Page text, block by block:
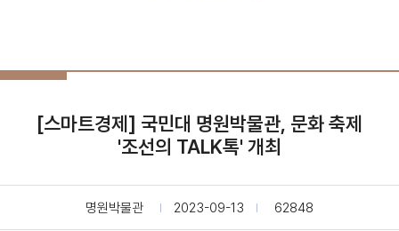
[스마트경제] 국민대 명원박물관, 문화 축제
'조선의 TALK톡' 개최
명원박물관 2023-09-13 62848